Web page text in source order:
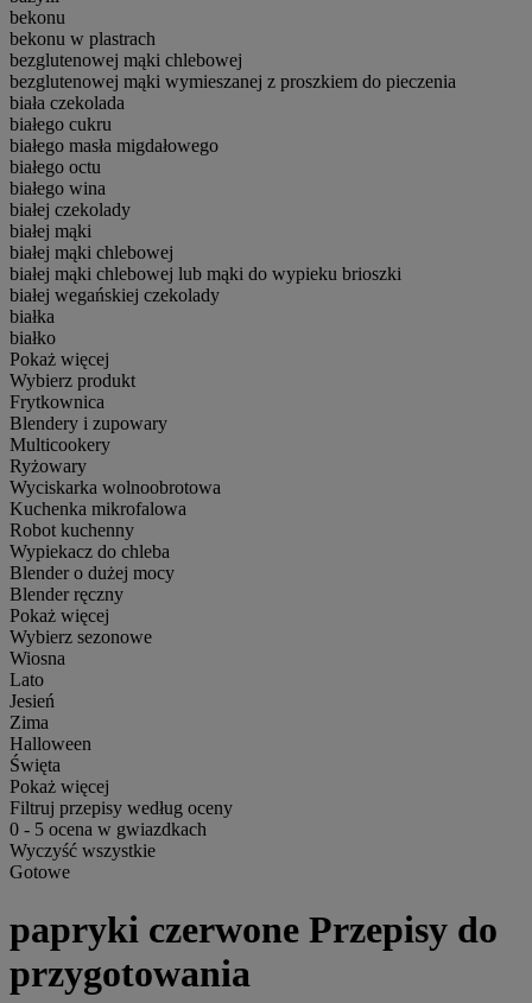
bekonu
bekonu w plastrach
bezglutenowej mąki chlebowej
bezglutenowej mąki wymieszanej z proszkiem do pieczenia
biała czekolada
białego cukru
białego masła migdałowego
białego octu
białego wina
białej czekolady
białej mąki
białej mąki chlebowej
białej mąki chlebowej lub mąki do wypieku brioszki
białej wegańskiej czekolady
białka
białko
Pokaż więcej
Wybierz produkt
Frytkownica
Blendery i zupowary
Multicookery
Ryżowary
Wyciskarka wolnoobrotowa
Kuchenka mikrofalowa
Robot kuchenny
Wypiekacz do chleba
Blender o dużej mocy
Blender ręczny
Pokaż więcej
Wybierz sezonowe
Wiosna
Lato
Jesień
Zima
Halloween
Święta
Pokaż więcej
Filtruj przepisy według oceny
0 - 5 ocena w gwiazdkach
Wyczyść wszystkie
Gotowe
papryki czerwone Przepisy do
przygotowania